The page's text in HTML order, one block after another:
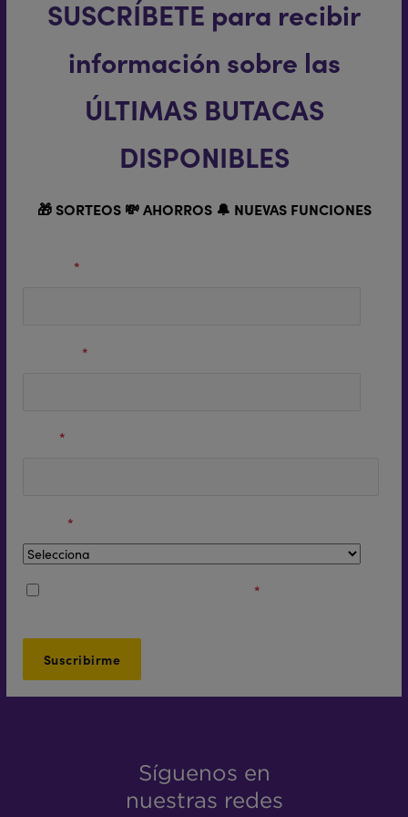
SUSCRÍBETE para recibir
información sobre las
ÚLTIMAS BUTACAS
DISPONIBLES
🎁 SORTEOS 💸 AHORROS 🔔 NUEVAS FUNCIONES
*
*
*
*
*
Síguenos en
nuestras redes